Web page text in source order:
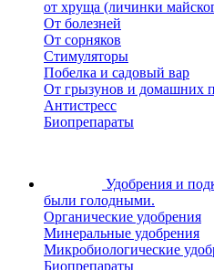
от хруща (личинки
От болезней
От сорняков
Стимуляторы
Побелка и садовый вар
От грызунов и домашних
Антистресс
Биопрепараты
Удобрения и
были голодными.
Органические удобрения
Минеральные удобрения
Микробиологические
Биопрепараты